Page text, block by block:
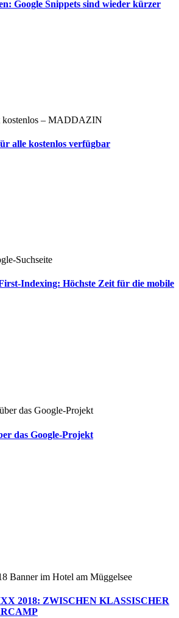
Google Snippets sind wieder kürzer
alle kostenlos verfügbar
Indexing: Höchste Zeit für die mobile
das Google-Projekt
2018: ZWISCHEN KLASSISCHER